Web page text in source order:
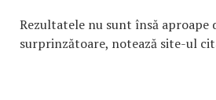
Rezultatele nu sunt însă aproape
surprinzătoare, notează site-ul